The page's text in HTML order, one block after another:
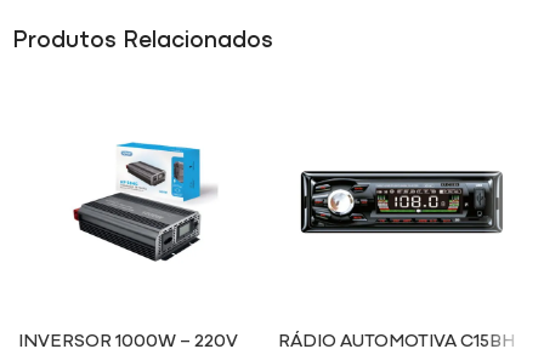
Produtos Relacionados
INVERSOR 1000W – 220V
RÁDIO AUTOMOTIVA C15BH